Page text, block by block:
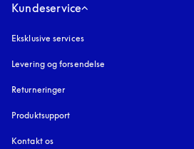
Kundeservice
Eksklusive services
Levering og forsendelse
Returneringer
Produktsupport
Kontakt os